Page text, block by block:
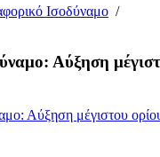
Ισοδύναμο /
Αύξηση